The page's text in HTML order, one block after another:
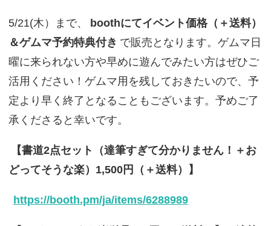
5/21(木）まで、
boothにてイベント価格（＋送料）
＆ゲムマ予約特典付き で販売となります。ゲムマ日
曜に来られない方や早めに遊んでみたい方はぜひご
活用ください！ゲムマ用を残しておきたいので、予
定より早く終了となることもございます。予めご了
承くださると幸いです。
【書道2点セット（達筆すぎて分かりません！＋お
どってそうな楽）1,500円（＋送料）】
https://booth.pm/ja/items/6288989